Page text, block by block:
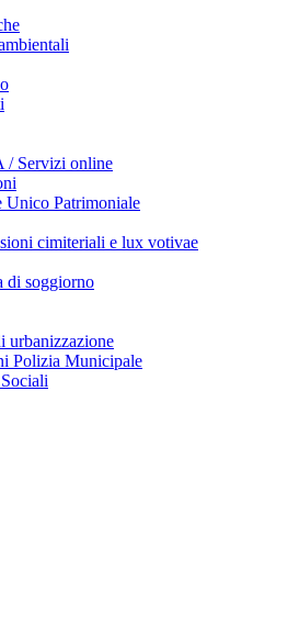
/ Servizi online
Unico Patrimoniale
cimiteriali e lux votivae
di soggiorno
urbanizzazione
Polizia Municipale